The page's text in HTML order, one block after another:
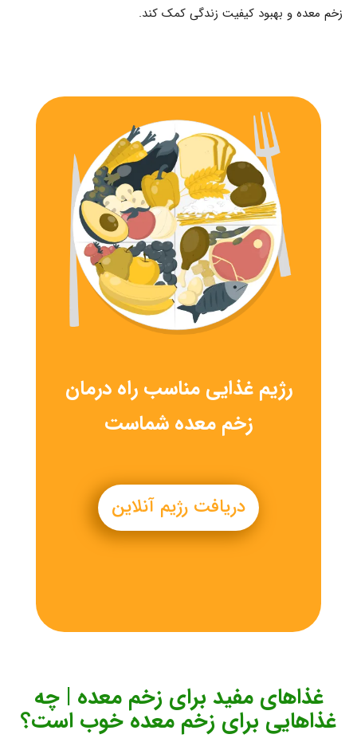
زخم معده و بهبود کیفیت زندگی کمک کند.
رژیم غذایی مناسب راه درمان
زخم معده شماست
دریافت رژیم آنلاین
غذاهای مفید برای زخم معده | چه
غذاهایی برای زخم معده خوب است؟